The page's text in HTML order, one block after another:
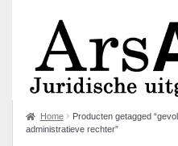
Home
Producten getagged
administratieve rechter”